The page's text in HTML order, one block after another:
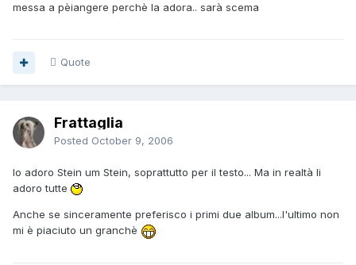
messa a pèiangere perchè la adora.. sarà scema
Quote
Frattaglia
Posted October 9, 2006
Io adoro Stein um Stein, soprattutto per il testo... Ma in realtà li
adoro tutte
Anche se sinceramente preferisco i primi due album...l'ultimo non
mi è piaciuto un granchè